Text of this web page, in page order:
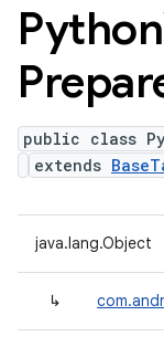
Python
public class
extends
java.lang.Object
↳